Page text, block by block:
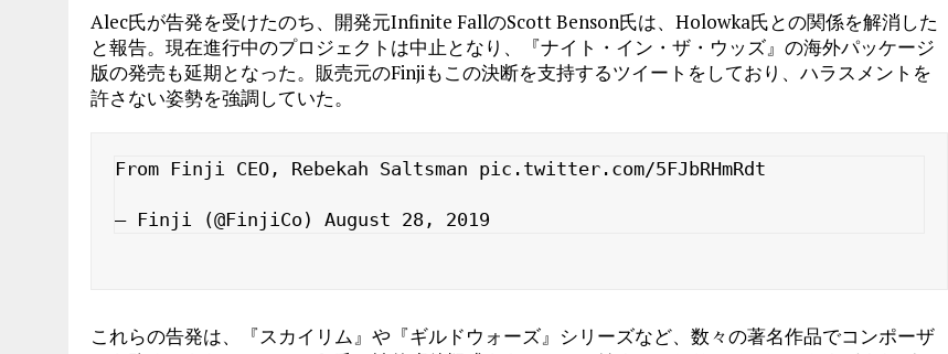
Alec氏が告発を受けたのち、開発元Infinite FallのScott Benson氏は、Holowka氏との関係を解消した
と報告。現在進行中のプロジェクトは中止となり、『ナイト・イン・ザ・ウッズ』の海外パッケージ
版の発売も延期となった。販売元のFinjiもこの決断を支持するツイートをしており、ハラスメントを
許さない姿勢を強調していた。
From Finji CEO, Rebekah Saltsman pic.twitter.com/5FJbRHmRdt
— Finji (@FinjiCo) August 28, 2019
これらの告発は、『スカイリム』や『ギルドウォーズ』シリーズなど、数々の著名作品でコンポーザ